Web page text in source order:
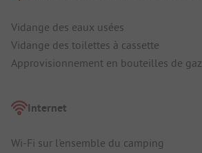
Vidange des eaux usées
Vidange des toilettes à cassette
Approvisionnement en bouteilles de gaz
Internet
Wi-Fi sur l'ensemble du camping